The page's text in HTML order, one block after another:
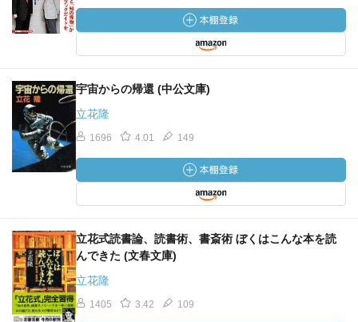
ったり、コンテを作ってもどうしてもその通り筆が運ばな
いという性癖を持つ人が私の他にも少なくないような気が
…私のように、コンテなしで、ものを書くことを習慣にし
てしまっても、それはそれでやれるものである。
コンテがない場合、何をたよりに書くのか。私の場合は、
流れである。流れに従って書く。
そうとしか言いようがない。…コンテを作るというのは、
いわば、執筆前にあらかじめ流れを作ることである。
集めた材料である。
よいものが書けるか書けないかという問題は、自分が集め
た材料に最適の流れを
発見してやれるかどうかという問題と同義である。
執筆前にコンテを作るという手法は、いってみれば、これ
宇宙からの帰還 (中公文庫)
立花隆
1696 4.01 149
立花式読書論、読書術、書斎術 ぼくはこんな本を読
んできた (文春文庫)
立花隆
1405 3.42 109